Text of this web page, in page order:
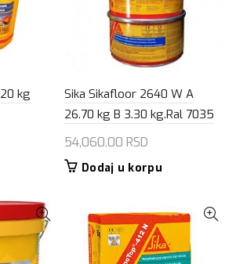
kg
Sika Sikafloor 2640 W A
26.70 kg B 3.30 kg.Ral 7035
54,060.00 RSD
Dodaj u korpu